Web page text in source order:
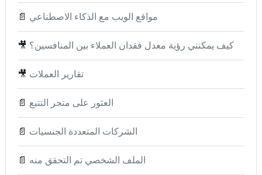
📄 مواقع الويب مع الذكاء الاصطناعي
🎥 كيف يمكنني رؤية معدل فقدان العملاء بين المنافسين؟
🎥 تقارير العملات
📄 العثور على متجر التتبع
📄 الشركات المتعددة الجنسيات
📄 الملف الشخصي تم التحقق منه